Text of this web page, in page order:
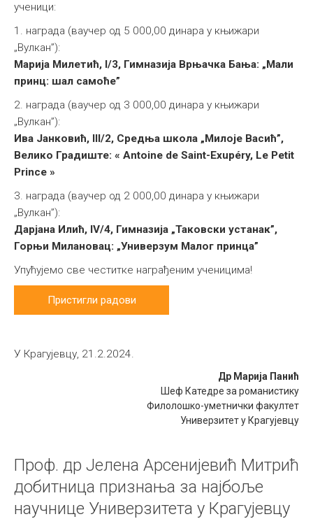
ученици:
1. награда (ваучер од 5 000,00 динара у књижари
„Вулкан”):
Марија Милетић, I/3, Гимназија Врњачка Бања: „Мали
принц: шал самоће”
2. награда (ваучер од 3 000,00 динара у књижари
„Вулкан”):
Ива Јанковић, III/2, Средња школа „Милоје Васић”,
Велико Градиште: « Antoine de Saint-Exupéry, Le Petit
Prince »
3. награда (ваучер од 2 000,00 динара у књижари
„Вулкан”):
Дарјана Илић, IV/4, Гимназија „Таковски устанак”,
Горњи Милановац: „Универзум Малог принца”
Упућујемо све честитке награђеним ученицима!
Пристигли радови
У Крагујевцу, 21.2.2024.
Др Марија Панић
Шеф Катедре за романистику
Филолошко-уметнички факултет
Универзитет у Крагујевцу
Проф. др Јелена Арсенијевић Митрић
добитница признањa за најбоље
научнице Универзитета у Крагујевцу